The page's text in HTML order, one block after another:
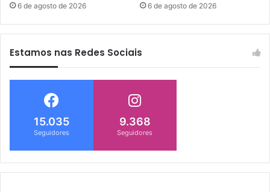
6 de agosto de 2026 6 de agosto de 2026
Estamos nas Redes Sociais
15.035
Seguidores
9.368
Seguidores